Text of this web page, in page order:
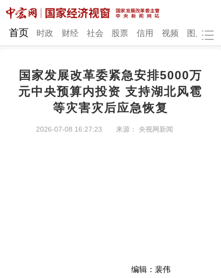
网站地图
时政 财经 社会 股票
视频 图片
发改动态 中宏研究 营商环境 新质生产力
首页 时政 财经 社会 股票 信用 视频 图片
国家发展改革委紧急安排5000万
元中央预算内投资 支持湖北风雹
等灾害灾后应急恢复
2026-07-08 16:27:23 来源： 央视网新闻
编辑：裴伟